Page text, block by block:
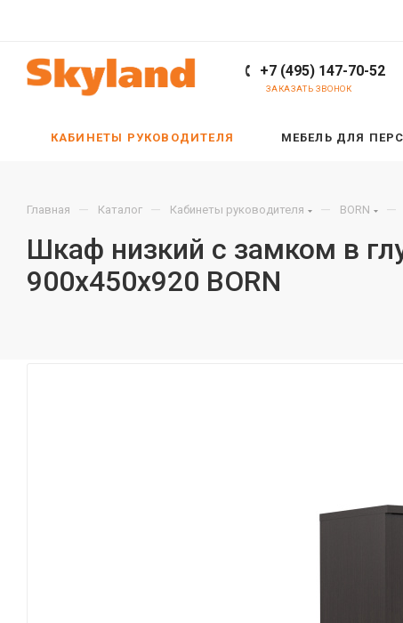
+7 (495) 147-70-52
ЗАКАЗАТЬ ЗВОНОК
КАБИНЕТЫ РУКОВОДИТЕЛЯ МЕБЕЛЬ ДЛЯ
Главная — Каталог — Кабинеты руководителя — BORN —
Шкаф низкий с замком в
900х450х920 BORN